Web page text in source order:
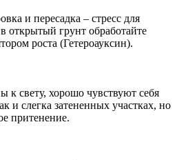
и пересадка – стресс для
открытый грунт обработайте
роста (Гетероауксин).
к свету, хорошо чувствуют себя
и слегка затененных участках, но
притенение.